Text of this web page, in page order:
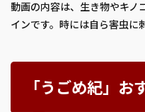
動画の内容は、生き物やキノ
インです。時には自ら害虫に
「うごめ紀」お